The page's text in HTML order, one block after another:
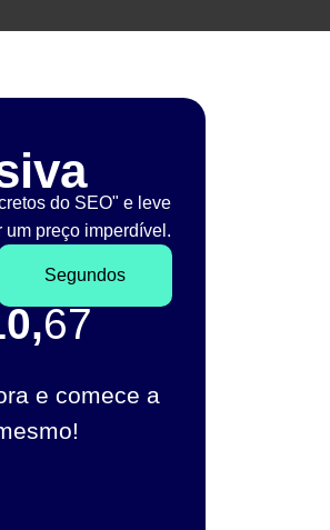
do SEO" e leve
preço imperdível.
Segundos
67
e comece a